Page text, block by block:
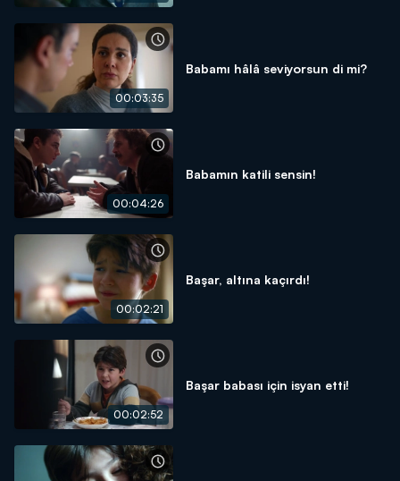
00:03:35
Babamı hâlâ seviyorsun di mi?
00:04:26
Babamın katili sensin!
00:02:21
Başar, altına kaçırdı!
00:02:52
Başar babası için isyan etti!